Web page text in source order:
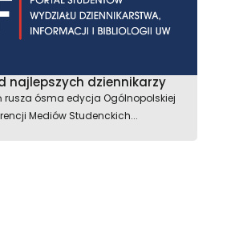
najlepszych dziennikarzy
rusza ósma edycja Ogólnopolskiej
Mediów Studenckich...